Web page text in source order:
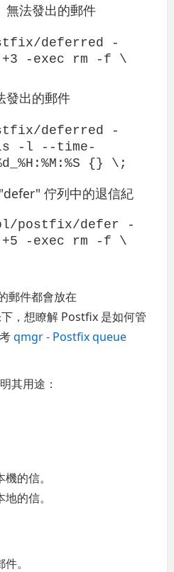
無法發出的郵件
deferred -
-exec rm -f \
發出的郵件
deferred -
-l --time-
{} \;
佇列中的退信紀
postfix/defer -
-exec rm -f \
郵件都會放在
，想瞭解 Postfix 是如何管
qmgr - Postfix queue
其用途：
的信。
的信。
。